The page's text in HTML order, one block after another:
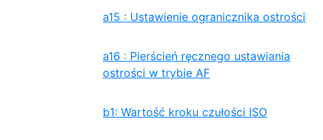
a15 : Ustawienie ogranicznika ostrości
a16 : Pierścień ręcznego ustawiania
ostrości w trybie AF
b1: Wartość kroku czułości ISO